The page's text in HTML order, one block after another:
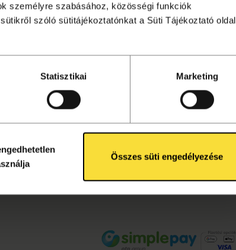
személyre szabásához, közösségi funkciók
szóló sütitájékoztatónkat a Süti Tájékoztató oldal
Statisztikai Marketing
Összes süti engedélyezése
programok megtekintéséhez!